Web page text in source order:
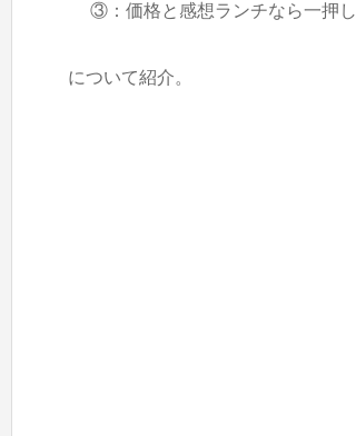
③：価格と感想ランチなら一押し
について紹介。